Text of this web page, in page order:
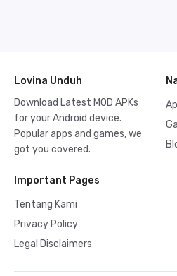
Lovina Unduh
Download Latest MOD APKs
for your Android device.
Popular apps and games, we
got you covered.
Important Pages
Tentang Kami
Privacy Policy
Legal Disclaimers